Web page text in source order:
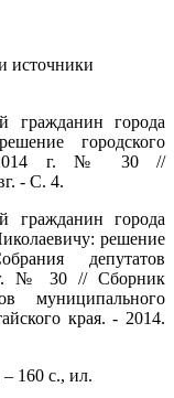
источники
гражданин города
городского
г. № 30 //
- С. 4.
гражданин города
решение
депутатов
г. № 30 // Сборник
муниципального
края. - 2014.
160 с., ил.